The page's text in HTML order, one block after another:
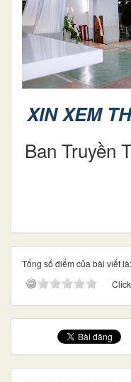
XIN XEM
Ban Truyền
Tổng số điểm của bài viết